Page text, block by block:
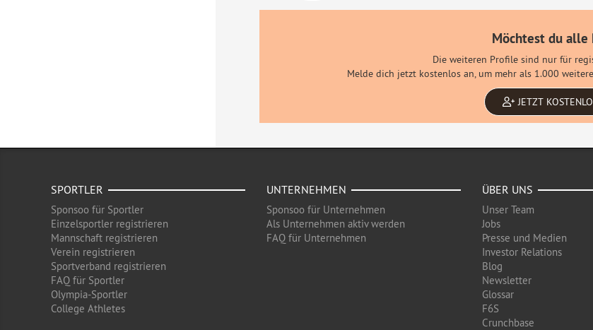
Möchtest du alle
Die weiteren Profile sind nur für
Melde dich jetzt kostenlos an, um mehr als 1.000
JETZT
SPORTLER
Sponsoo für Sportler
Einzelsportler registrieren
Mannschaft registrieren
Verein registrieren
Sportverband registrieren
FAQ für Sportler
Olympia-Sportler
College Athletes
UNTERNEHMEN
Sponsoo für Unternehmen
Als Unternehmen aktiv werden
FAQ für Unternehmen
ÜBER UNS
Unser Team
Jobs
Presse und Medien
Investor Relations
Blog
Newsletter
Glossar
F6S
Crunchbase